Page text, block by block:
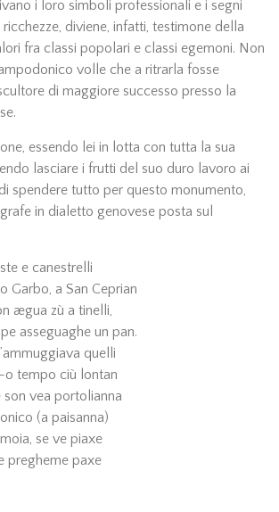
i loro simboli professionali e i segni
diviene, infatti, testimone della
fra classi popolari e classi egemoni. Non
volle che a ritrarla fosse
di maggiore successo presso la
essendo lei in lotta con tutta la sua
lasciare i frutti del suo duro lavoro ai
spendere tutto per questo monumento,
in dialetto genovese posta sul
e canestrelli
Garbo, a San Ceprian
ægua zù a tinelli,
asseguaghe un pan.
quelli
tempo ciù lontan
son vea portolianna
(a paisanna)
se ve piaxe
pregheme paxe